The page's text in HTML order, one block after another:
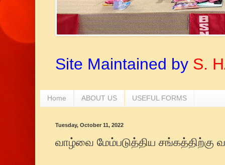
Site Maintained by S.
Home ABOUT US USEFUL FORMS
Tuesday, October 11, 2022
வாழ்வை மேம்படுத்திய சங்கத்திற்கு